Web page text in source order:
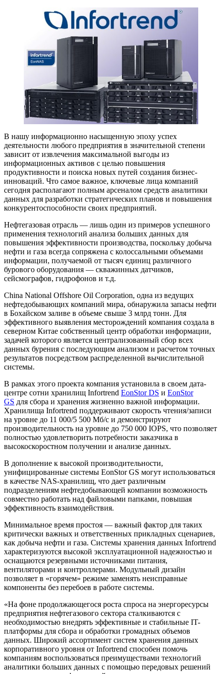
В нашу информационно насыщенную эпоху успех
деятельности любого предприятия в значительной степени
зависит от извлечения максимальной выгоды из
информационных активов с целью повышения
продуктивности и поиска новых путей создания бизнес-
инноваций. Что самое важное, ключевые лица компаний
сегодня располагают полным арсеналом средств аналитики
данных для разработки стратегических планов и повышения
конкурентоспособности своих предприятий.
Нефтегазовая отрасль — лишь один из примеров успешного
применения технологий анализа больших данных для
повышения эффективности производства, поскольку добыча
нефти и газа всегда сопряжена с колоссальными объемами
информации, получаемой от тысяч единиц различного
бурового оборудования — скважинных датчиков,
сейсмографов, гидрофонов и т.д.
China National Offshore Oil Corporation, одна из ведущих
нефтедобывающих компаний мира, обнаружила запасы нефти
в Бохайском заливе в объеме свыше 3 млрд тонн. Для
эффективного выявления месторождений компания создала в
северном Китае собственный центр обработки информации,
задачей которого является централизованный сбор всех
данных бурения с последующим анализом и расчетом точных
результатов посредством распределенной вычислительной
системы.
В рамках этого проекта компания установила в своем дата-
центре сотни хранилищ Infortrend EonStor DS и EonStor
GS для сбора и хранения жизненно важной информации.
Хранилища Infortrend поддерживают скорость чтения/записи
на уровне до 11 000/5 500 Мб/с и демонстрируют
производительность на уровне до 750 000 IOPS, что позволяет
полностью удовлетворить потребности заказчика в
высокоскоростном получении и анализе данных.
В дополнение к высокой производительности,
унифицированные системы EonStor GS могут использоваться
в качестве NAS-хранилищ, что дает различным
подразделениям нефтедобывающей компании возможность
совместно работать над файловыми папками, повышая
эффективность взаимодействия.
Минимальное время простоя — важный фактор для таких
критически важных и ответственных прикладных сценариев,
как добыча нефти и газа. Системы хранения данных Infortrend
характеризуются высокой эксплуатационной надежностью и
оснащаются резервными источниками питания,
вентиляторами и контроллерами. Модульный дизайн
позволяет в «горячем» режиме заменять неисправные
компоненты без перебоев в работе системы.
«На фоне продолжающегося роста спроса на энергоресурсы
предприятия нефтегазового сектора сталкиваются с
необходимостью внедрять эффективные и стабильные IT-
платформы для сбора и обработки громадных объемов
данных. Широкий ассортимент систем хранения данных
корпоративного уровня от Infortrend способен помочь
компаниям воспользоваться преимуществами технологий
аналитики больших данных с помощью передовых решений